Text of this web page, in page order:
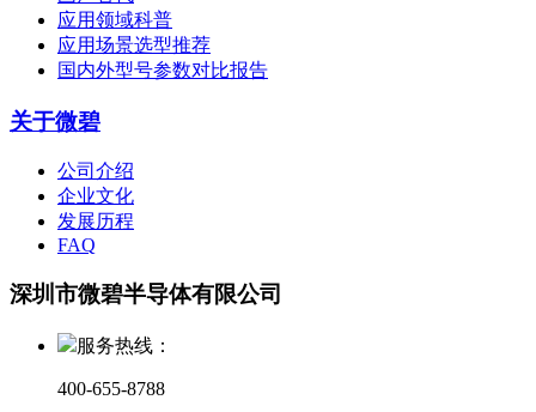
应用领域科普
应用场景选型推荐
国内外型号参数对比报告
关于微碧
公司介绍
企业文化
发展历程
FAQ
深圳市微碧半导体有限公司
服务热线：
400-655-8788